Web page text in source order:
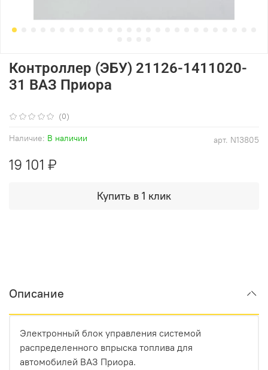
(0)
арт. N13805
Наличие: В наличии
Контроллер (ЭБУ) 21126-1411020-
31 ВАЗ Приора
19 101 ₽
Купить в 1 клик
Описание
Электронный блок управления системой
распределенного впрыска топлива для
автомобилей ВАЗ Приора.